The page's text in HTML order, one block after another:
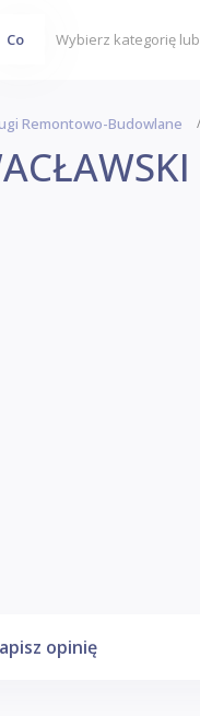
Co
Remontowo-Budowlane
opinię